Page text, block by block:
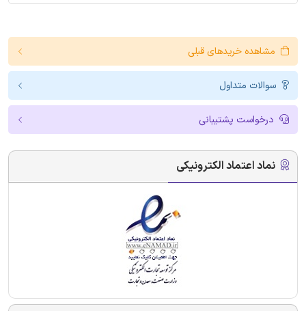
مشاهده خریدهای قبلی
سوالات متداول
درخواست پشتیبانی
نماد اعتماد الکترونیکی